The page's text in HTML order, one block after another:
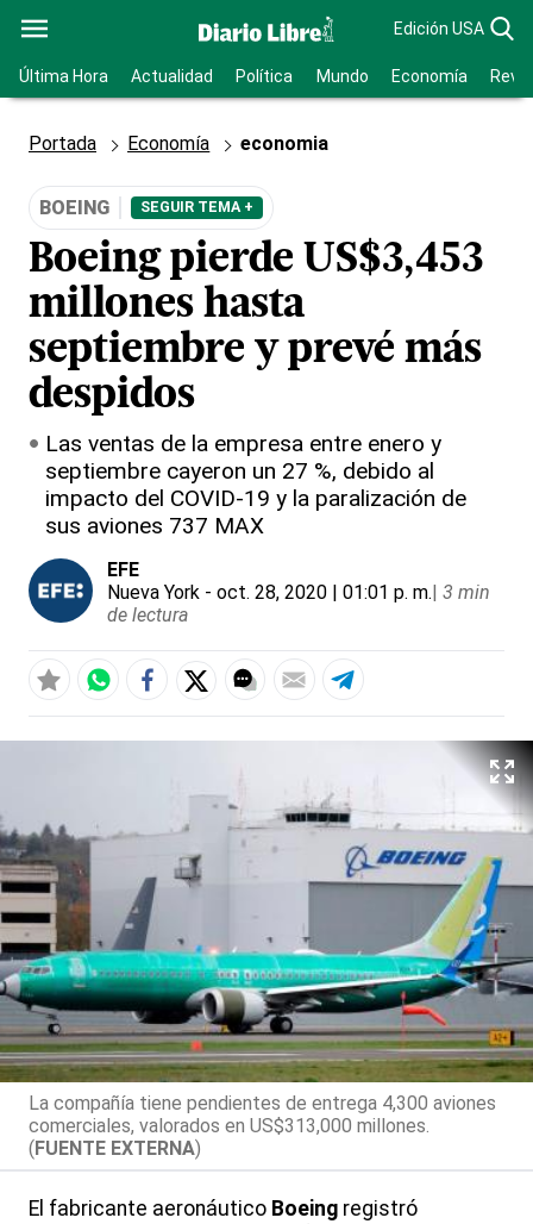
Edición USA
Última Hora Actualidad Política Mundo Economía
Portada Economía economia
BOEING SEGUIR TEMA +
Boeing pierde US$3,453
millones hasta
septiembre y prevé más
despidos
Las ventas de la empresa entre enero y
septiembre cayeron un 27 %, debido al
impacto del COVID-19 y la paralización de
sus aviones 737 MAX
EFE
Nueva York - oct. 28, 2020 | 01:01 p. m.| 3 min
de lectura
La compañía tiene pendientes de entrega 4,300 aviones
comerciales, valorados en US$313,000 millones.
(FUENTE EXTERNA)
El fabricante aeronáutico Boeing registró